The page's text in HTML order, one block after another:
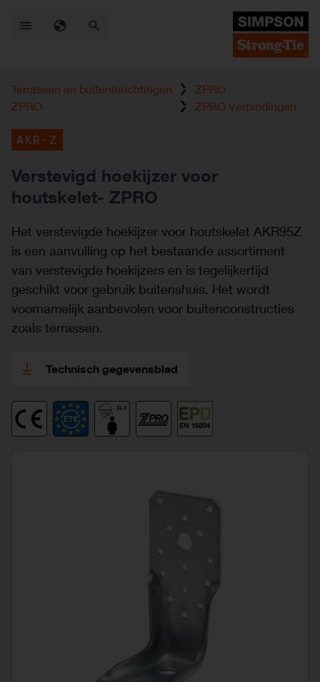
Terrassen en buiteninrichtingen
ZPRO
ZPRO
ZPRO Verbindingen
AKR-Z
Verstevigd hoekijzer voor
houtskelet- ZPRO
Het verstevigde hoekijzer voor houtskelet AKR95Z
is een aanvulling op het bestaande assortiment
van verstevigde hoekijzers en is tegelijkertijd
geschikt voor gebruik buitenshuis. Het wordt
voornamelijk aanbevolen voor buitenconstructies
zoals terrassen.
Technisch gegevensblad